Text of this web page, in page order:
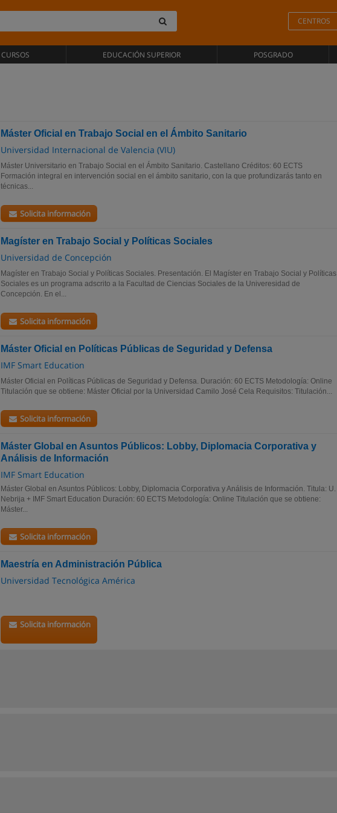
CENTROS
CURSOS EDUCACIÓN SUPERIOR POSGRADO
Máster Oficial en Trabajo Social en el Ámbito Sanitario
Universidad Internacional de Valencia (VIU)
Máster Universitario en Trabajo Social en el Ámbito Sanitario. Castellano Créditos: 60 ECTS
Formación integral en intervención social en el ámbito sanitario, con la que profundizarás tanto en
técnicas...
Solicita información
Magíster en Trabajo Social y Políticas Sociales
Universidad de Concepción
Magíster en Trabajo Social y Políticas Sociales. Presentación. El Magíster en Trabajo Social y Políticas
Sociales es un programa adscrito a la Facultad de Ciencias Sociales de la Univeresidad de
Concepción. En el...
Solicita información
Máster Oficial en Políticas Públicas de Seguridad y Defensa
IMF Smart Education
Máster Oficial en Políticas Públicas de Seguridad y Defensa. Duración: 60 ECTS Metodología: Online
Titulación que se obtiene: Máster Oficial por la Universidad Camilo José Cela Requisitos: Titulación...
Solicita información
Máster Global en Asuntos Públicos: Lobby, Diplomacia Corporativa y
Análisis de Información
IMF Smart Education
Máster Global en Asuntos Públicos: Lobby, Diplomacia Corporativa y Análisis de Información. Titula: U.
Nebrija + IMF Smart Education Duración: 60 ECTS Metodología: Online Titulación que se obtiene:
Máster...
Solicita información
Maestría en Administración Pública
Universidad Tecnológica América
Solicita información